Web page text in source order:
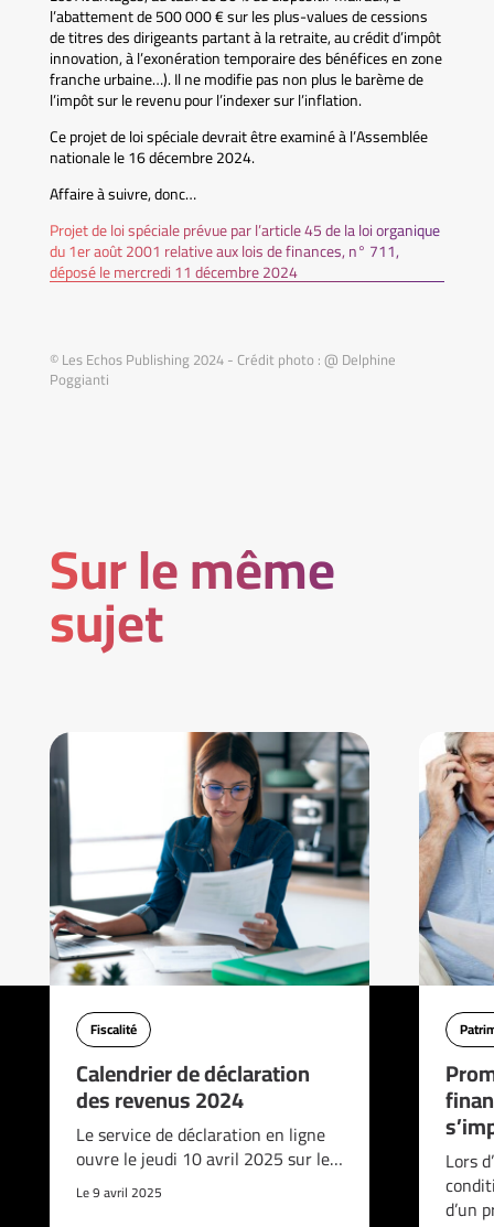
l’abattement de 500 000 € sur les plus-values de cessions
de titres des dirigeants partant à la retraite, au crédit d’impôt
innovation, à l’exonération temporaire des bénéfices en zone
franche urbaine…). Il ne modifie pas non plus le barème de
l’impôt sur le revenu pour l’indexer sur l’inflation.
Ce projet de loi spéciale devrait être examiné à l’Assemblée
nationale le 16 décembre 2024.
Affaire à suivre, donc…
Projet de loi spéciale prévue par l’article 45 de la loi organique
du 1er août 2001 relative aux lois de finances, n° 711,
déposé le mercredi 11 décembre 2024
© Les Echos Publishing 2024 - Crédit photo : @ Delphine
Poggianti
Sur le même
sujet
Fiscalité
Calendrier de déclaration
des revenus 2024
Le service de déclaration en ligne
ouvre le jeudi 10 avril 2025 sur le…
Le 9 avril 2025
Lors
d’un